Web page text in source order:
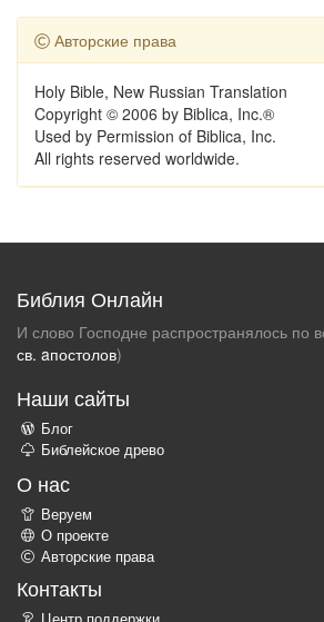
Авторские права
Holy Bible, New Russian Translation
Copyright © 2006 by Biblica, Inc.®
Used by Permission of Biblica, Inc.
All rights reserved worldwide.
Библия Онлайн
И слово Господне распространялось по
св. aпостолов)
Наши сайты
Блог
Библейское древо
О нас
Веруем
О проекте
Авторские права
Контакты